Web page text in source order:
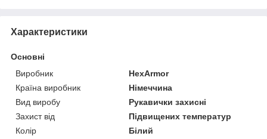
Характеристики
Основні
Виробник
HexArmor
Країна виробник
Німеччина
Вид виробу
Рукавички захисні
Захист від
Підвищених температур
Колір
Білий